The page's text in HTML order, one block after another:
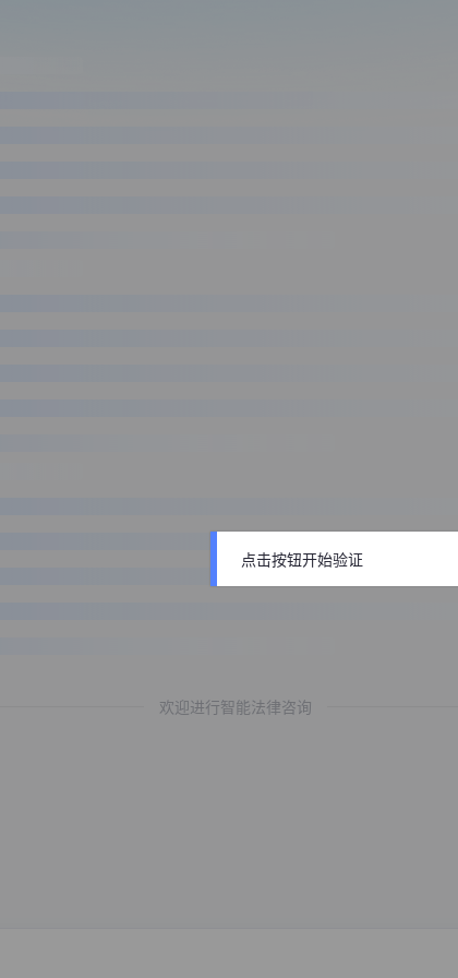
欢迎进行智能法律咨询
点击按钮开始验证